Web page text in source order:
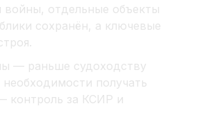
отдельные объекты
сохранён, а ключевые
— раньше судоходству
получать
контроль за КСИР и